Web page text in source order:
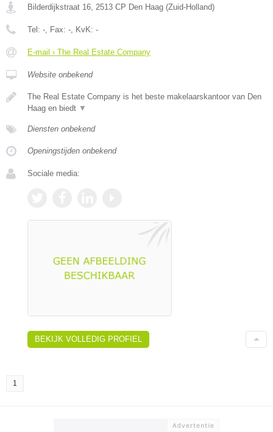
Bilderdijkstraat 16 2513 CP Den Haag (Zuid-Holland)
Tel: - , Fax: - , KvK: -
E-mail › The Real Estate Company
Website onbekend
The Real Estate Company is het beste makelaarskantoor van Den
Haag en biedt ▼
Diensten onbekend
Openingstijden onbekend
Sociale media:
BEKIJK VOLLEDIG PROFIEL
1